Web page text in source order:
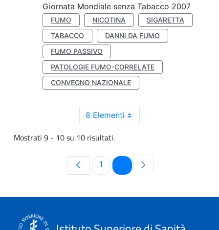
Giornata Mondiale senza Tabacco 2007
FUMO NICOTINA
SIGARETTA
TABACCO
DANNI DA FUMO
FUMO PASSIVO
PATOLOGIE FUMO-CORRELATE
CONVEGNO NAZIONALE
8 Elementi
Mostrati 9 - 10 su 10 risultati.
Pagina
1 Pagina